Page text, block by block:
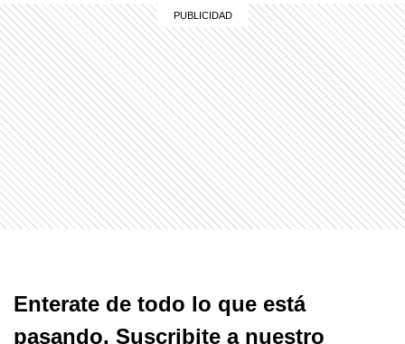
Enterate de todo lo que está
pasando. Suscribite a nuestro